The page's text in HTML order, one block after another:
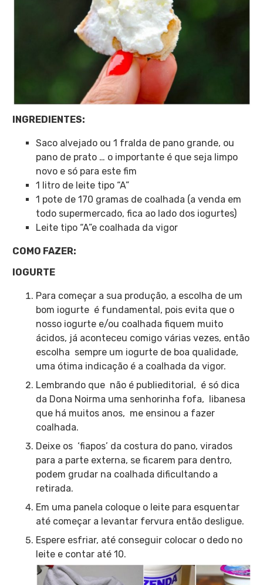
INGREDIENTES:
Saco alvejado ou 1 fralda de pano grande, ou
pano de prato … o importante é que seja limpo
novo e só para este fim
1 litro de leite tipo “A”
1 pote de 170 gramas de coalhada (a venda em
todo supermercado, fica ao lado dos iogurtes)
Leite tipo “A”e coalhada da vigor
COMO FAZER:
IOGURTE
Para começar a sua produção, a escolha de um
bom iogurte é fundamental, pois evita que o
nosso iogurte e/ou coalhada fiquem muito
ácidos, já aconteceu comigo várias vezes, então
escolha sempre um iogurte de boa qualidade,
uma ótima indicação é a coalhada da vigor.
Lembrando que não é publieditorial, é só dica
da Dona Noirma uma senhorinha fofa, libanesa
que há muitos anos, me ensinou a fazer
coalhada.
Deixe os ‘fiapos’ da costura do pano, virados
para a parte externa, se ficarem para dentro,
podem grudar na coalhada dificultando a
retirada.
Em uma panela coloque o leite para esquentar
até começar a levantar fervura então desligue.
Espere esfriar, até conseguir colocar o dedo no
leite e contar até 10.